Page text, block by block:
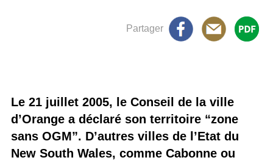
Partager
Le 21 juillet 2005, le Conseil de la ville
d’Orange a déclaré son territoire “zone
sans OGM”. D’autres villes de l’Etat du
New South Wales, comme Cabonne ou